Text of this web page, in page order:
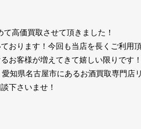
高価買取させて頂きました！
おります！今回も当店を長くご利用
お客様が増えてきて嬉しい限りです！
知県名古屋市にあるお酒買取専門
下さいませ！